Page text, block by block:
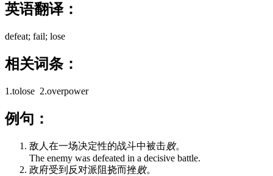
英语翻译：
defeat; fail; lose
相关词条：
1.tolose 2.overpower
例句：
敌人在一场决定性的战斗中被击败。
The enemy was defeated in a decisive battle.
政府受到反对派阻挠而挫败。